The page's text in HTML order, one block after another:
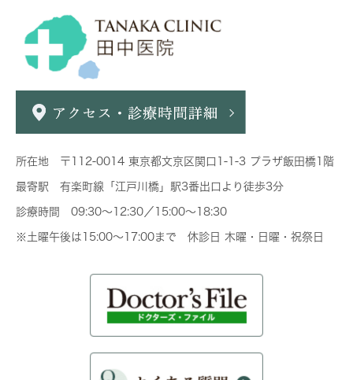
所在地 〒112-0014 東京都文京区関口1-1-3 プラザ飯田橋1階
最寄駅 有楽町線「江戸川橋」駅3番出口より徒歩3分
診療時間 09:30～12:30／15:00～18:30
※土曜午後は15:00～17:00まで 休診日 木曜・日曜・祝祭日